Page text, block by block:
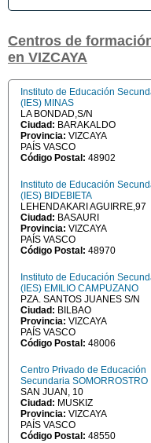
Centros de
en VIZCAYA
Instituto de Educación
(IES) MINAS
LA BONDAD,S/N
Ciudad: BARAKALDO
Provincia: VIZCAYA
PAÍS VASCO
Código Postal: 48902
Instituto de Educación
(IES) BIDEBIETA
LEHENDAKARI AGUIRRE,97
Ciudad: BASAURI
Provincia: VIZCAYA
PAÍS VASCO
Código Postal: 48970
Instituto de Educación
(IES) EMILIO CAMPUZANO
PZA. SANTOS JUANES S/N
Ciudad: BILBAO
Provincia: VIZCAYA
PAÍS VASCO
Código Postal: 48006
Centro Privado de Educación
Secundaria SOMORROSTRO
SAN JUAN, 10
Ciudad: MUSKIZ
Provincia: VIZCAYA
PAÍS VASCO
Código Postal: 48550